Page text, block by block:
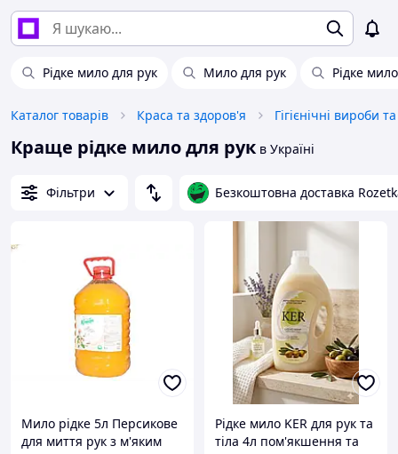
Рідке мило для рук Мило для рук Рідке
Каталог товарів Краса та здоров'я Гігієнічні вироби
Краще рідке мило для рук в Україні
Фільтри Безкоштовна доставка
Мило рідке 5л Персикове
для миття рук з м'яким
Рідке мило KER для рук та
тіла 4л пом'якшення та